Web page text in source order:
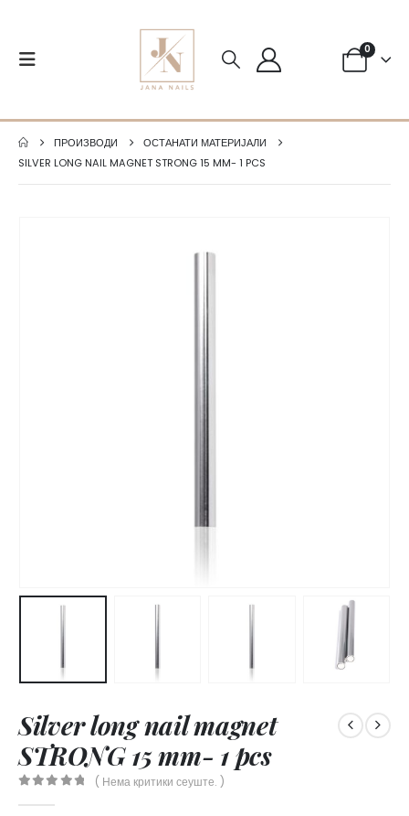
0
ПРОИЗВОДИ
ОСТАНАТИ МАТЕРИЈАЛИ
SILVER LONG NAIL MAGNET STRONG 15 MM- 1 PCS
Silver long nail magnet
STRONG 15 mm- 1 pcs
( Нема критики сеуште. )